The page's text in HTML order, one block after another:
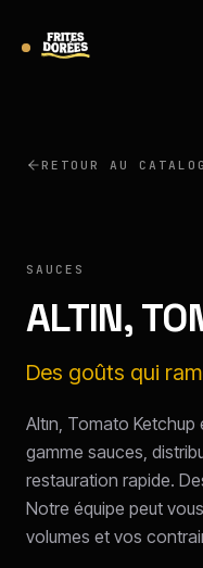
RETOUR AU
SAUCES
ALTIN,
Des goûts qui
Altın, Tomato Ketchup
gamme sauces,
restauration rapide.
Notre équipe peut
volumes et vos